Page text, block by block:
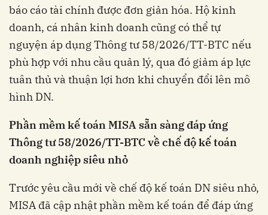
báo cáo tài chính được đơn giản hóa. Hộ kinh
doanh, cá nhân kinh doanh cũng có thể tự
nguyện áp dụng Thông tư 58/2026/TT-BTC nếu
phù hợp với nhu cầu quản lý, qua đó giảm áp lực
tuân thủ và thuận lợi hơn khi chuyển đổi lên mô
hình DN.
Phần mềm kế toán MISA sẵn sàng đáp ứng
Thông tư 58/2026/TT-BTC về chế độ kế toán
doanh nghiệp siêu nhỏ
Trước yêu cầu mới về chế độ kế toán DN siêu nhỏ,
MISA đã cập nhật phần mềm kế toán để đáp ứng